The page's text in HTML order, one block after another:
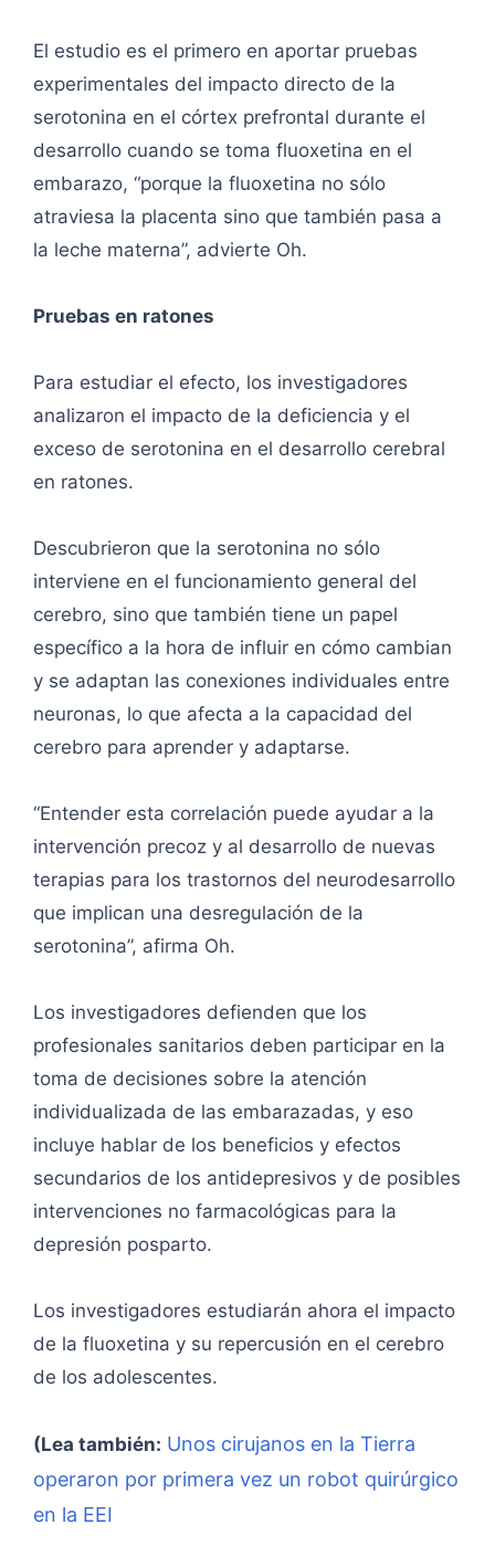
El estudio es el primero en aportar pruebas
experimentales del impacto directo de la
serotonina en el córtex prefrontal durante el
desarrollo cuando se toma fluoxetina en el
embarazo, “porque la fluoxetina no sólo
atraviesa la placenta sino que también pasa a
la leche materna”, advierte Oh.
Pruebas en ratones
Para estudiar el efecto, los investigadores
analizaron el impacto de la deficiencia y el
exceso de serotonina en el desarrollo cerebral
en ratones.
Descubrieron que la serotonina no sólo
interviene en el funcionamiento general del
cerebro, sino que también tiene un papel
específico a la hora de influir en cómo cambian
y se adaptan las conexiones individuales entre
neuronas, lo que afecta a la capacidad del
cerebro para aprender y adaptarse.
“Entender esta correlación puede ayudar a la
intervención precoz y al desarrollo de nuevas
terapias para los trastornos del neurodesarrollo
que implican una desregulación de la
serotonina”, afirma Oh.
Los investigadores defienden que los
profesionales sanitarios deben participar en la
toma de decisiones sobre la atención
individualizada de las embarazadas, y eso
incluye hablar de los beneficios y efectos
secundarios de los antidepresivos y de posibles
intervenciones no farmacológicas para la
depresión posparto.
Los investigadores estudiarán ahora el impacto
de la fluoxetina y su repercusión en el cerebro
de los adolescentes.
(Lea también: Unos cirujanos en la Tierra
operaron por primera vez un robot quirúrgico
en la EEI